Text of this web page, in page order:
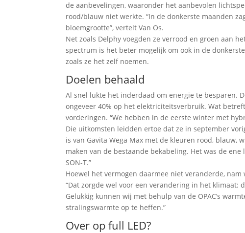
de aanbevelingen, waaronder het aanbevolen
rood/blauw niet werkte. “In de donkerste maanden
bloemgrootte”, vertelt Van Os.
Net zoals Delphy voegden ze verrood en groen aan
spectrum is het beter mogelijk om ook in de
zoals ze het zelf noemen.
Doelen behaald
Al snel lukte het inderdaad om energie te besparen.
ongeveer 40% op het elektriciteitsverbruik. Wat
vorderingen. “We hebben in de eerste winter met
Die uitkomsten leidden ertoe dat ze in september
is van Gavita Wega Max met de kleuren rood, blauw,
maken van de bestaande bekabeling. Het was de
SON-T.”
Hoewel het vermogen daarmee niet veranderde,
“Dat zorgde wel voor een verandering in het
Gelukkig kunnen wij met behulp van de OPAC’s
stralingswarmte op te heffen.”
Over op full LED?